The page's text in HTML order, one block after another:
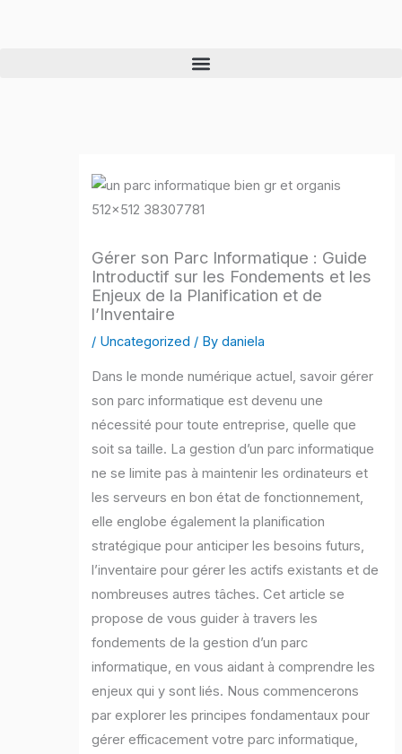
Gérer son Parc Informatique : Guide
Introductif sur les Fondements et les
Enjeux de la Planification et de
l’Inventaire
/ Uncategorized / Bydaniela
Dans le monde numérique actuel, savoir gérer
son parc informatique est devenu une
nécessité pour toute entreprise, quelle que
soit sa taille. La gestion d’un parc informatique
ne se limite pas à maintenir les ordinateurs et
les serveurs en bon état de fonctionnement,
elle englobe également la planification
stratégique pour anticiper les besoins futurs,
l’inventaire pour gérer les actifs existants et de
nombreuses autres tâches. Cet article se
propose de vous guider à travers les
fondements de la gestion d’un parc
informatique, en vous aidant à comprendre les
enjeux qui y sont liés. Nous commencerons
par explorer les principes fondamentaux pour
gérer efficacement votre parc informatique,